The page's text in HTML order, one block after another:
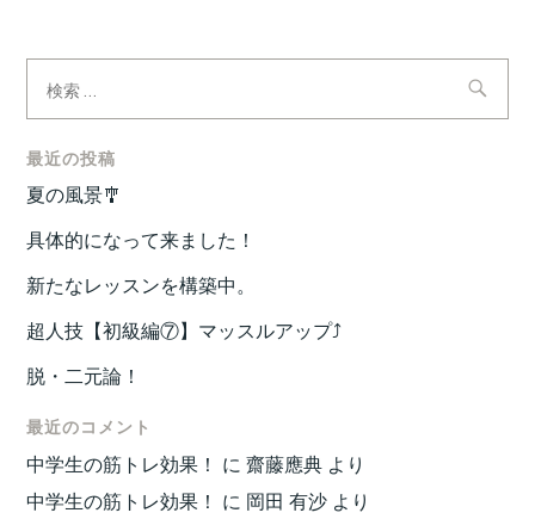
索:
最近の投稿
夏の風景🎐
具体的になって来ました！
新たなレッスンを構築中。
超人技【初級編⑦】マッスルアップ⤴️
脱・二元論！
最近のコメント
中学生の筋トレ効果！ に齋藤應典 より
中学生の筋トレ効果！ に 岡田 有沙 より